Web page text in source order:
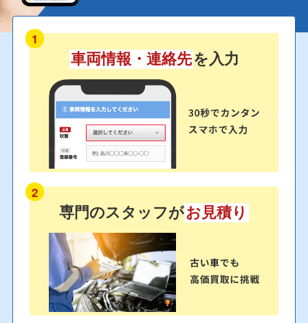
1
車両情報・連絡先を入力
2
専門のスタッフがお見積り